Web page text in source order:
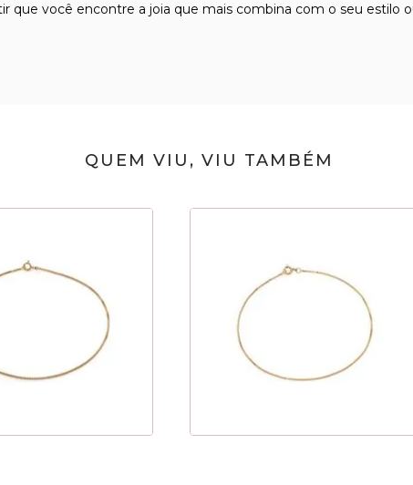
que você encontre a joia que mais combina com o seu estilo
QUEM VIU, VIU TAMBÉM